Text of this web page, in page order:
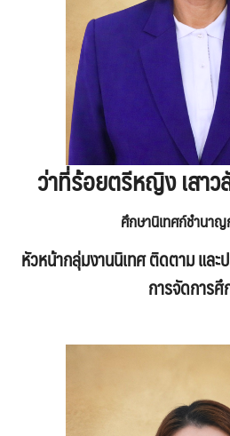
ว่าที่ร้อยตรีหญิง เสา
ศึกษานิเทศก์ชำนา
หัวหน้ากลุ่มงานนิเทศ ติดตาม และ
การจัดการ